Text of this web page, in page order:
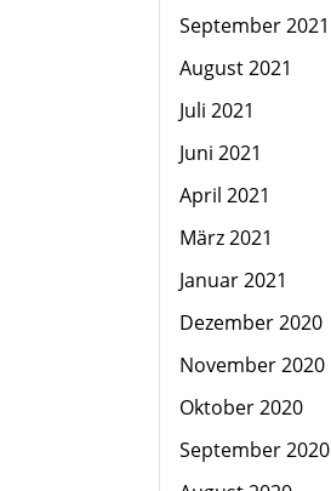
September 2021
August 2021
Juli 2021
Juni 2021
April 2021
März 2021
Januar 2021
Dezember 2020
November 2020
Oktober 2020
September 2020